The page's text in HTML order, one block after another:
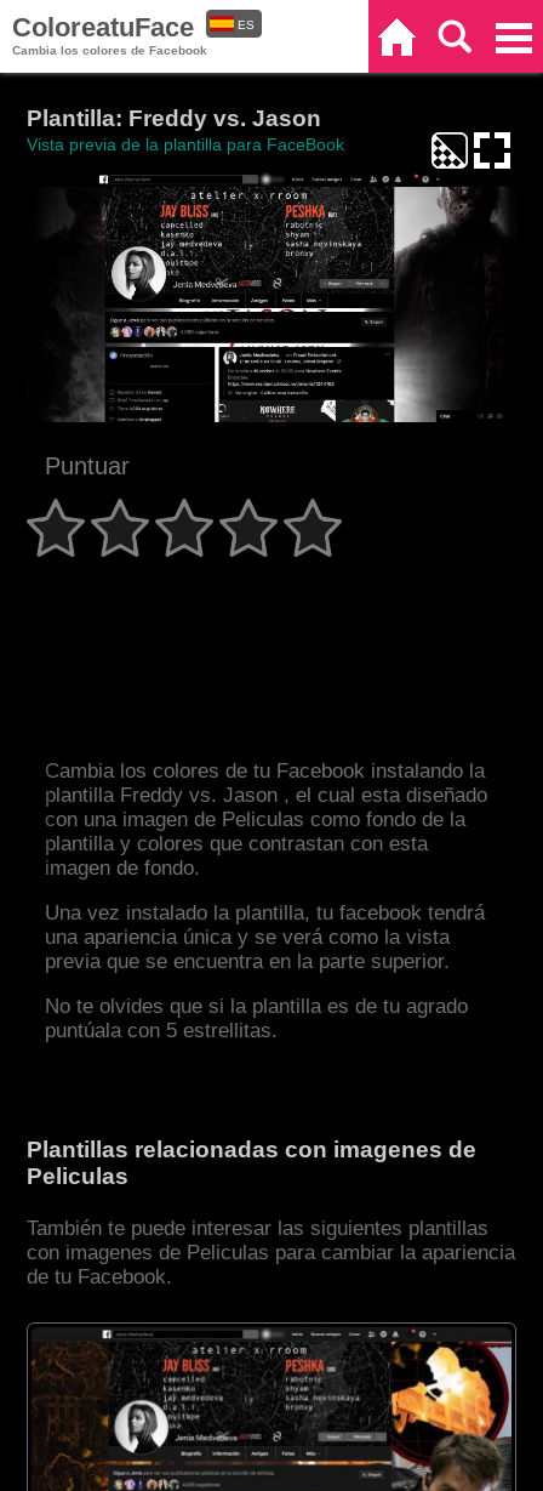
ColoreatuFace
Cambia los colores de Facebook
ES
Plantilla: Freddy vs. Jason
Vista previa de la plantilla para FaceBook
Puntuar
Cambia los colores de tu Facebook instalando la
plantilla Freddy vs. Jason , el cual esta diseñado
con una imagen de Peliculas como fondo de la
plantilla y colores que contrastan con esta
imagen de fondo.
Una vez instalado la plantilla, tu facebook tendrá
una apariencia única y se verá como la vista
previa que se encuentra en la parte superior.
No te olvides que si la plantilla es de tu agrado
puntúala con 5 estrellitas.
Plantillas relacionadas con imagenes de
Peliculas
También te puede interesar las siguientes plantillas
con imagenes de Peliculas para cambiar la apariencia
de tu Facebook.